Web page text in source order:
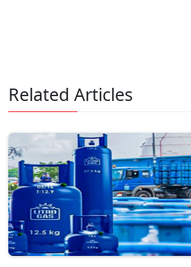
Related Articles